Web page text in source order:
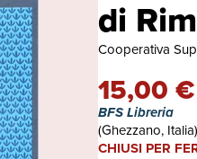
di
Cooperativa
15,00 €
BFS Libreria
(Ghezzano, Italia)
CHIUSI PER